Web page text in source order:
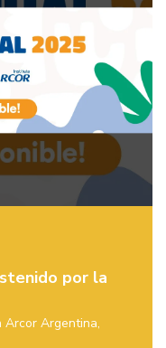
por la
Arcor Argentina,